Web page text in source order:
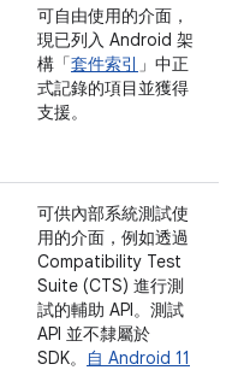
可自由使用的介面，
現已列入 Android 架
構「套件索引 」中正
式記錄的項目並獲得
支援。
可供內部系統測試使
用的介面，例如透過
Compatibility Test
Suite (CTS) 進行測
試的輔助 API。測試
API 並不隸屬於
SDK。
自 Android 11